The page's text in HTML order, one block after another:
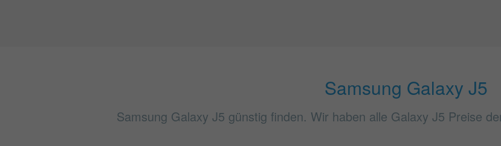
Samsung Galaxy J5
Samsung Galaxy J5 günstig finden. Wir haben alle Galaxy J5 Preise